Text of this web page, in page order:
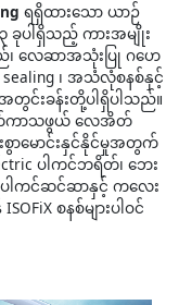
ရရှိထားသော ယာဉ်
ခုပါရှိသည့် ကားအမျိုး
လေဆာအသုံးပြု ဂဟေ
၊ အသံလုံစနစ်နှင့်
င်းခန်းတို့ပါရှိပါသည်။
က်ကာသဖွယ် လေအိတ်
စွာမောင်းနှင်နိုင်မှုအတွက်
ပါကင်ဘရိတ်၊ ဘေး
ပါကင်ဆင်ဆာနှင့် ကလေး
စနစ်များပါဝင်